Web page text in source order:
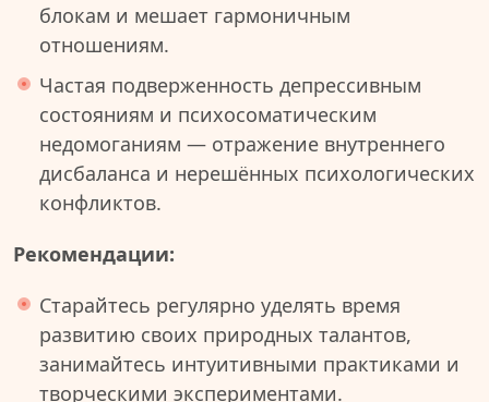
блокам и мешает гармоничным
отношениям.
Частая подверженность депрессивным
состояниям и психосоматическим
недомоганиям — отражение внутреннего
дисбаланса и нерешённых психологических
конфликтов.
Рекомендации:
Старайтесь регулярно уделять время
развитию своих природных талантов,
занимайтесь интуитивными практиками и
творческими экспериментами.